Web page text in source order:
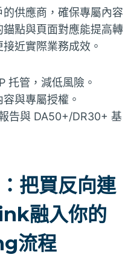
供應商，確保專屬內容
點與頁面對應能提高轉
近實際業務成效。
托管，減低風險。
與專屬授權。
告與 DA50+/DR30+ 基
把買反向連
融入你的
流程